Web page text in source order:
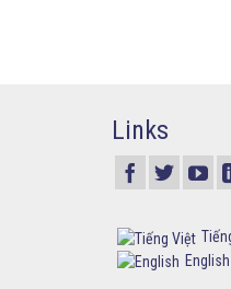
Links
English